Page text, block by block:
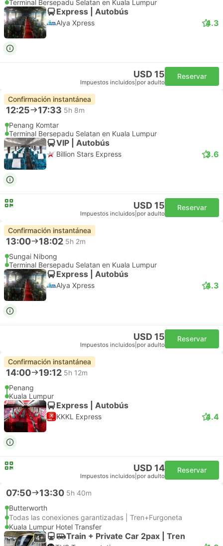
Terminal Bersepadu Selatan en Kuala Lumpur
Express | Autobús
Alya Xpress 4.3
USD 15
Impuestos incluidos por adulto
Reservar
Confirmación instantánea
12:25 17:33 5h 8m
Penang Komtar
Terminal Bersepadu Selatan en Kuala Lumpur
VIP | Autobús
Billion Stars Express 3.6
USD 15
Impuestos incluidos por adulto
Reservar
Confirmación instantánea
13:00 18:02 5h 2m
Sungai Nibong
Terminal Bersepadu Selatan en Kuala Lumpur
Express | Autobús
Alya Xpress 4.3
USD 15
Impuestos incluidos por adulto
Reservar
Confirmación instantánea
14:00 19:12 5h 12m
Penang
Kuala Lumpur
Express | Autobús
KKKL Express 4.4
USD 14
Impuestos incluidos por adulto
Reservar
07:50 13:30 5h 40m
Butterworth
Todas las conexiones garantizadas | Tren+Furgoneta
Kuala Lumpur Hotel Transfer
4+ Train + Private Car 2pax | Tren